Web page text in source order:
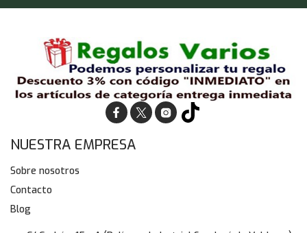
NUESTRA EMPRESA
Sobre nosotros
Contacto
Blog